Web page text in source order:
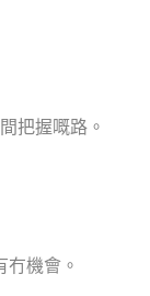
把握嘅路。
機會。